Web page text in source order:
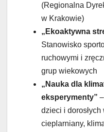
(Regionalna
w Krakowie)
„Ekoaktywna
Stanowisko
ruchowymi i
grup wiekowych
„Nauka dla
eksperymenty”
dzieci i
cieplarniany,